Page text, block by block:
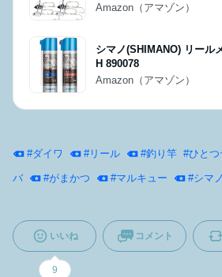
Amazon（アマゾン）
シマノ(SHIMANO) リール
H 890078
Amazon（アマゾン）
#ダイワ #リール #釣り竿 #ひとつ
バ #がまかつ #マルキュー #シマノ
いいね
9
コメント